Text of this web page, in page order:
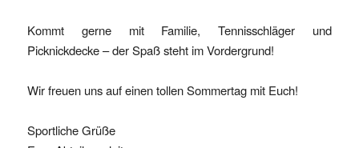
Kommt gerne mit Familie, Tennisschläger und
Picknickdecke – der Spaß steht im Vordergrund!
Wir freuen uns auf einen tollen Sommertag mit Euch!
Sportliche Grüße